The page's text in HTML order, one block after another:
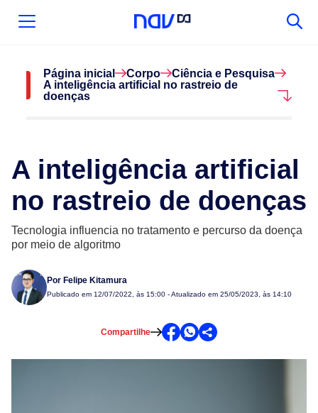
Página inicial Corpo
Ciência e Pesquisa
A inteligência artificial no rastreio de
doenças
A inteligência artificial
no rastreio de doenças
Tecnologia influencia no tratamento e percurso da doença
por meio de algoritmo
Por Felipe Kitamura
Publicado em 12/07/2022, às 15:00 - Atualizado em 25/05/2023, às 14:10
Compartilhe